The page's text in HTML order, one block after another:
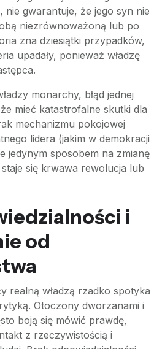
nie gwarantuje, że jego syn nie
niezrównoważoną lub po
zna dziesiątki przypadków,
upadały, ponieważ władzę
monarchy, błąd jednej
mieć katastrofalne skutki dla
mechanizmu pokojowej
lidera (jakim w demokracji
jedynym sposobem na zmianę
się krwawa rewolucja lub
i
od
realną władzą rzadko spotyka
Otoczony dworzanami i
boją się mówić prawdę,
z rzeczywistością i